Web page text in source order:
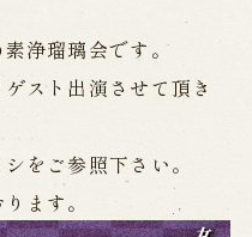
「くにうみ」
浄瑠璃会です。
スト出演させて頂き
をご参照下さい。
ます。